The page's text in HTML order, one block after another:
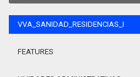
FEATURES